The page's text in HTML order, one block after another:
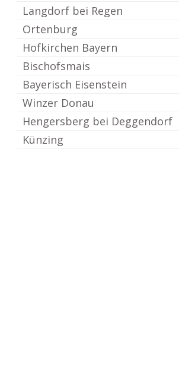
Langdorf bei Regen
Ortenburg
Hofkirchen Bayern
Bischofsmais
Bayerisch Eisenstein
Winzer Donau
Hengersberg bei Deggendorf
Künzing